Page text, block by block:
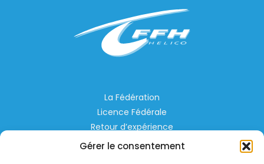
Gérer le consentement
La Fédération
Licence Fédérale
Retour d’expérience
Espace Privé